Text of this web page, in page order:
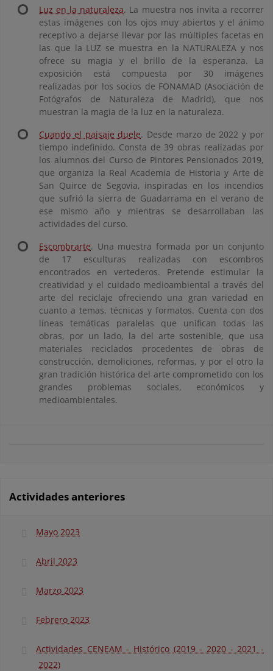
Luz en la naturaleza. La muestra nos invita a recorrer
estas imágenes con los ojos muy abiertos y el ánimo
receptivo a dejarse llevar por las múltiples facetas en
las que la LUZ se muestra en la NATURALEZA y nos
ofrece su magia y el brillo de la esperanza. La
exposición está compuesta por 30 imágenes
realizadas por los socios de FONAMAD (Asociación de
Fotógrafos de Naturaleza de Madrid), que nos
muestran la magia de la luz en la naturaleza.
Cuando el paisaje duele. Desde marzo de 2022 y por
tiempo indefinido. Consta de 39 obras realizadas por
los alumnos del Curso de Pintores Pensionados 2019,
que organiza la Real Academia de Historia y Arte de
San Quirce de Segovia, inspiradas en los incendios
que sufrió la sierra de Guadarrama en el verano de
ese mismo año y mientras se desarrollaban las
actividades del curso.
Escombrarte. Una muestra formada por un conjunto
de 17 esculturas realizadas con escombros
encontrados en vertederos. Pretende estimular la
creatividad y el cuidado medioambiental a través del
arte del reciclaje ofreciendo una gran variedad en
cuanto a temas, técnicas y formatos. Cuenta con dos
líneas temáticas paralelas que unifican todas las
obras, por un lado, la del arte sostenible, que usa
materiales reciclados procedentes de obras de
construcción, demoliciones, reformas, y por el otro la
gran tradición histórica del arte comprometido con los
grandes problemas sociales, económicos y
medioambientales.
Actividades anteriores
Mayo 2023
Abril 2023
Marzo 2023
Febrero 2023
Actividades CENEAM - Histórico (2019 - 2020 - 2021 -
2022)